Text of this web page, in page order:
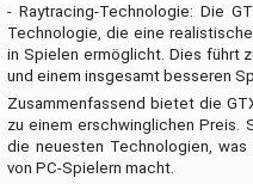
- Raytracing-Technologie: Die
Technologie, die eine
in Spielen ermöglicht. Dies führt
und einem insgesamt besseren
Zusammenfassend bietet die
zu einem erschwinglichen
die neuesten Technologien,
von PC-Spielern macht.